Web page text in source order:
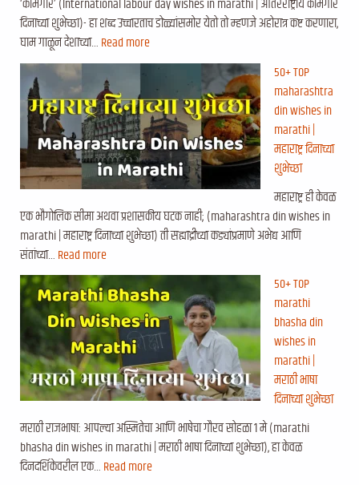
‘कामगार’ (International labour day wishes in marathi | आंतरराष्ट्रीय कामगार
दिनाच्या शुभेच्छा)- हा शब्द उच्चारताच डोळ्यांसमोर येतो तो म्हणजे अहोरात्र कष्ट करणारा,
घाम गाळून देशाच्या… Read more
50+ TOP
maharashtra
din wishes in
marathi |
महाराष्ट्र दिनाच्या
शुभेच्छा
महाराष्ट्र ही केवळ
एक भौगोलिक सीमा अथवा प्रशासकीय घटक नाही; (maharashtra din wishes in
marathi | महाराष्ट्र दिनाच्या शुभेच्छा) ती सह्याद्रीच्या कड्यांप्रमाणे अभेद्य आणि
संतांच्या… Read more
50+ TOP
marathi
bhasha din
wishes in
marathi |
मराठी भाषा
दिनाच्या शुभेच्छा
मराठी राजभाषा: आपल्या अस्मितेचा आणि भाषेचा गौरव सोहळा १ मे (marathi
bhasha din wishes in marathi | मराठी भाषा दिनाच्या शुभेच्छा), हा केवळ
दिनदर्शिकेवरील एक… Read more